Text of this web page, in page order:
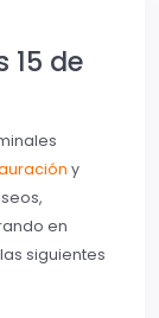
15 de
y
en
siguientes